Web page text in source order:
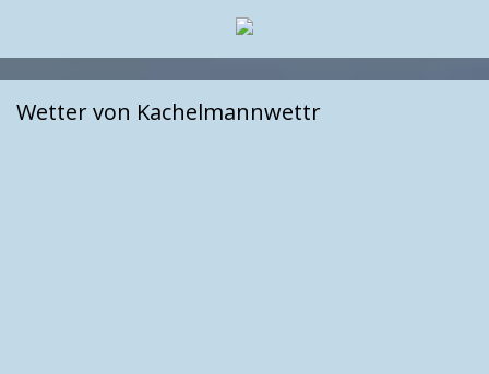
Wetter von Kachelmannwettr